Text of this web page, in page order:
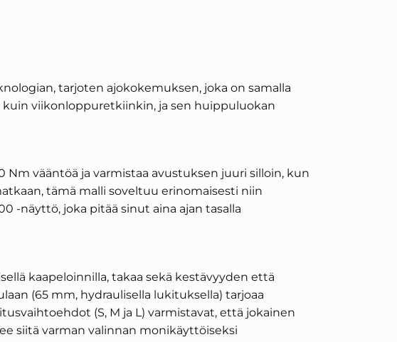
tarjoten ajokokemuksen, joka on samalla
viikonloppuretkiinkin, ja sen huippuluokan
vääntöä ja varmistaa avustuksen juuri silloin, kun
tämä malli soveltuu erinomaisesti niin
-näyttö, joka pitää sinut aina ajan tasalla
kaapeloinnilla, takaa sekä kestävyyden että
(65 mm, hydraulisella lukituksella) tarjoaa
(S, M ja L) varmistavat, että jokainen
siitä varman valinnan monikäyttöiseksi